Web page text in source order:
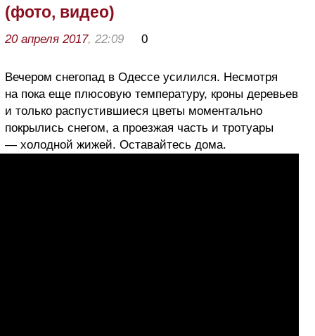
(фото, видео)
20 апреля 2017, 22:09 0
Вечером снегопад в Одессе усилился. Несмотря
на пока еще плюсовую температуру, кроны деревьев
и только распустившиеся цветы моментально
покрылись снегом, а проезжая часть и тротуары
— холодной жижей. Оставайтесь дома.